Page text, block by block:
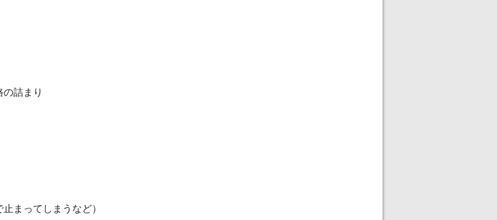
詰まり
まってしまうなど）